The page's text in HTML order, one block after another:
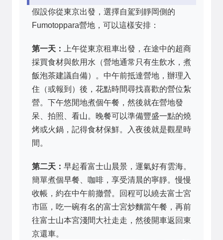
假設你從東京出發，選擇自駕到靜岡側的
Fumotoppara營地，可以這樣安排：
第一天： 上午從東京租車出發，在途中的超商
採買食材與飲用水（營地通常只有生飲水，煮
飯泡茶建議自備）。中午前抵達營地，辦理入
住（或報到）後，花點時間尋找喜歡的營位紮
營。下午悠閒地煮個午餐，然後就在營地發
呆、拍照、看山。晚餐可以準備豐盛一點的燒
烤或火鍋，記得食材保鮮。入夜後就是觀星時
間。
第二天： 早起看富士山晨景，運氣好有雲海。
簡單煮個早餐、咖啡，享受清晨的寧靜。慢慢
收帳，約在中午前撤營。回程可以繞去富士宮
市區，吃一碗有名的富士宮炒麵當午餐，再前
往富士山本宮淺間大社走走，然後開車返回東
京還車。